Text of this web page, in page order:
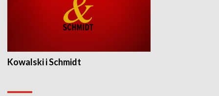
Kowalski i Schmidt